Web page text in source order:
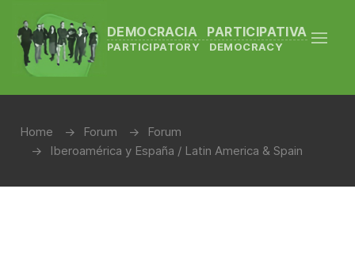
DEMOCRACIA PARTICIPATIVA
PARTICIPATORY DEMOCRACY
Home Forum
Forum
Iberoamérica y España / Latin America & Spain